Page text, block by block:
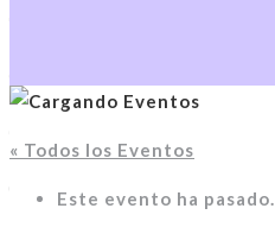
« Todos los Eventos
Este evento ha pasado.